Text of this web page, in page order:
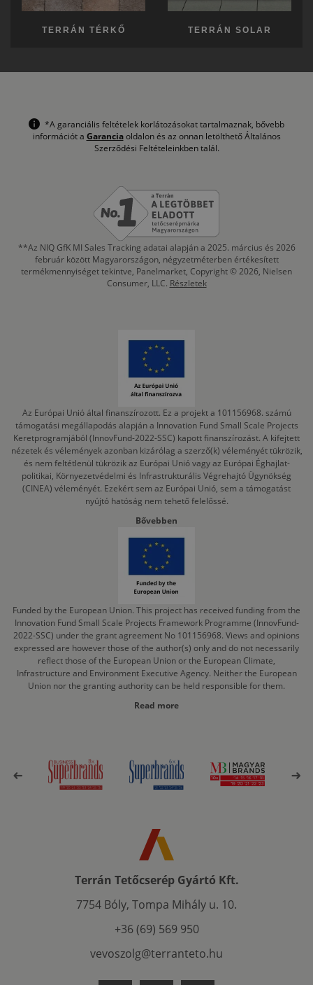
TERRÁN TÉRKŐ TERRÁN SOLAR
*A garanciális feltételek korlátozásokat tartalmaznak, bővebb
információt a Garanciaoldalon és az onnan letölthető Általános
Szerződési Feltételeinkben talál.
**Az NIQ GfK MI Sales Tracking adatai alapján a 2025. március és 2026
február között Magyarországon, négyzetméterben értékesített
termékmennyiséget tekintve, Panelmarket, Copyright © 2026, Nielsen
Consumer, LLC. Részletek
Az Európai Unió által finanszírozott. Ez a projekt a 101156968. számú
támogatási megállapodás alapján a Innovation Fund Small Scale Projects
Keretprogramjából (InnovFund-2022-SSC) kapott finanszírozást. A kifejtett
nézetek és vélemények azonban kizárólag a szerző(k) véleményét tükrözik,
és nem feltétlenül tükrözik az Európai Unió vagy az Európai Éghajlat-
politikai, Környezetvédelmi és Infrastrukturális Végrehajtó Ügynökség
(CINEA) véleményét. Ezekért sem az Európai Unió, sem a támogatást
nyújtó hatóság nem tehető felelőssé.
Bővebben
Funded by the European Union. This project has received funding from the
Innovation Fund Small Scale Projects Framework Programme (InnovFund-
2022-SSC) under the grant agreement No 101156968. Views and opinions
expressed are however those of the author(s) only and do not necessarily
reflect those of the European Union or the European Climate,
Infrastructure and Environment Executive Agency. Neither the European
Union nor the granting authority can be held responsible for them.
Read more
Terrán Tetőcserép Gyártó Kft.
7754 Bóly, Tompa Mihály u. 10.
+36 (69) 569 950
vevoszolg@terranteto.hu